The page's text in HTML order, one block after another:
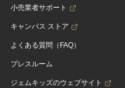
小売業者サポート
キャンパス ストア
よくある質問（FAQ）
プレスルーム
ジェムキッズのウェブサイト